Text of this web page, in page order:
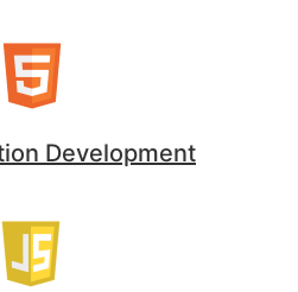
Development